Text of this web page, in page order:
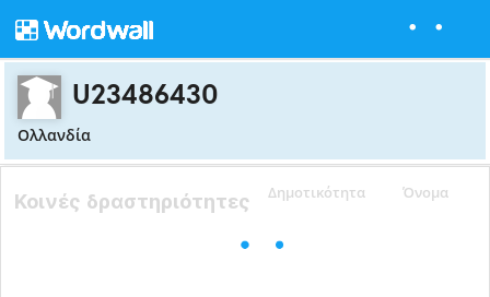
U23486430
Ολλανδία
Δημοτικότητα Όνομα
Κοινές δραστηριότητες